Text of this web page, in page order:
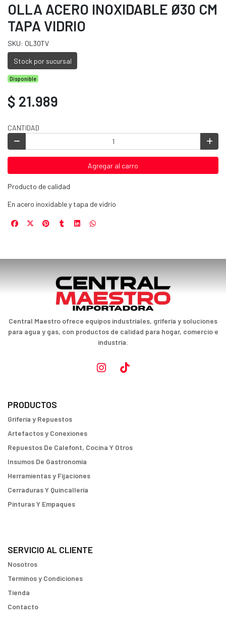
OLLA ACERO INOXIDABLE Ø30 CM
TAPA VIDRIO
SKU: OL30TV
Stock por sucursal
Disponible
$ 21.989
CANTIDAD
Agregar al carro
Producto de calidad
En acero inoxidable y tapa de vidrio
Central Maestro ofrece equipos industriales, grifería y soluciones
para agua y gas, con productos de calidad para hogar, comercio e
industria.
PRODUCTOS
Griferia y Repuestos
Artefactos y Conexiones
Repuestos De Calefont, Cocina Y Otros
Insumos De Gastronomia
Herramientas y Fijaciones
Cerraduras Y Quincallería
Pinturas Y Empaques
SERVICIO AL CLIENTE
Nosotros
Terminos y Condiciones
Tienda
Contacto